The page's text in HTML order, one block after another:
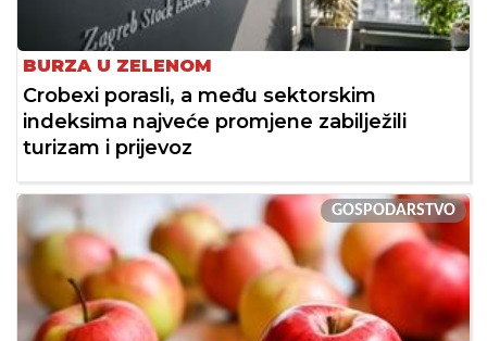
BURZA U ZELENOM
Crobexi porasli, a među sektorskim
indeksima najveće promjene zabilježili
turizam i prijevoz
GOSPODARSTVO